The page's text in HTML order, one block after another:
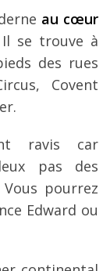
au cœur
Il se trouve à
des rues
Covent
ravis car
pas des
Vous pourrez
Edward ou